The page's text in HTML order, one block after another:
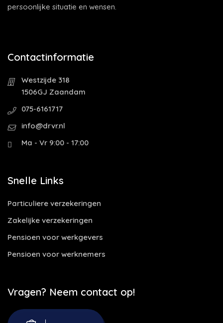
persoonlijke situatie en wensen.
Contactinformatie
Westzijde 318
1506GJ Zaandam
075-6161717
info@drvr.nl
Ma - Vr 9:00 - 17:00
Snelle Links
Particuliere verzekeringen
Zakelijke verzekeringen
Pensioen voor werkgevers
Pensioen voor werknemers
Vragen? Neem contact op!